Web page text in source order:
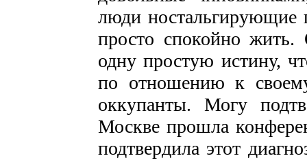
люди
просто спокойно
одну простую истину,
по отношению к
оккупанты. Могу
Москве прошла
подтвердила этот